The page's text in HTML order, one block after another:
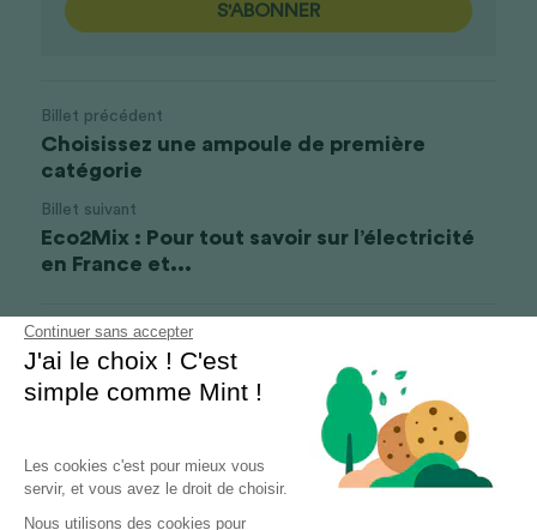
Continuer sans accepter
J'ai le choix ! C'est
simple comme Mint !
Les cookies c'est pour mieux vous
servir, et vous avez le droit de choisir.
Nous utilisons des cookies pour
S'ABONNER
Billet précédent
Choisissez une ampoule de première
catégorie
Billet suivant
Eco2Mix : Pour tout savoir sur l’électricité
en France et...
Revenir au site